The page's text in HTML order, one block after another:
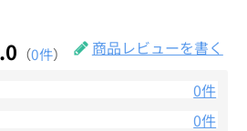
（0件）
商品レビューを書く
0件
0件